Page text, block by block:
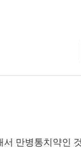
만병통치약인